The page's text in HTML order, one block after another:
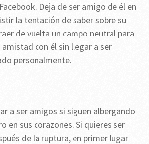
Deja de ser amigo de él en
la tentación de saber sobre su
de vuelta un campo neutral para
con él sin llegar a ser
personalmente.
a ser amigos si siguen albergando
en sus corazones. Si quieres ser
de la ruptura, en primer lugar